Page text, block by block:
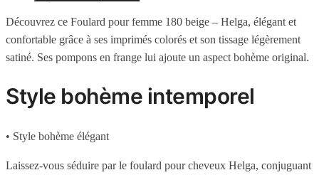
Découvrez ce Foulard pour femme 180 beige – Helga, élégant et
confortable grâce à ses imprimés colorés et son tissage légèrement
satiné. Ses pompons en frange lui ajoute un aspect bohème original.
Style bohème intemporel
• Style bohème élégant
Laissez-vous séduire par le foulard pour cheveux Helga, conjuguant